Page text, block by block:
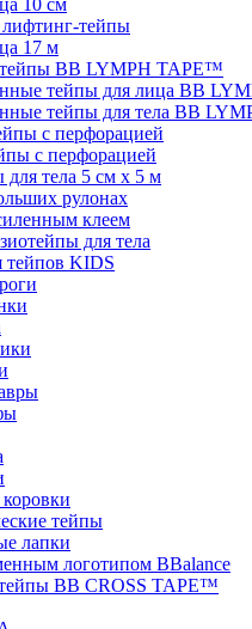
10 см
тейпы
17 м
BB LYMPH TAPE™
тейпы для лица BB
тейпы для тела BB
с перфорацией
с перфорацией
тела 5 см x 5 м
рулонах
клеем
для тела
тейпов KIDS
тейпы
лапки
логотипом BBalance
BB CROSS TAPE™